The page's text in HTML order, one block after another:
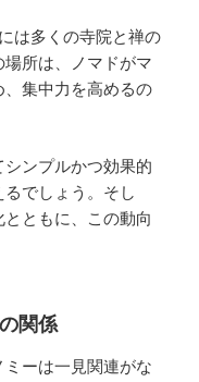
は多くの寺院と禅の
所は、ノマドがマ
集中力を高めるの
ンプルかつ効果的
でしょう。そし
ともに、この動向
関係
ーは一見関連がな